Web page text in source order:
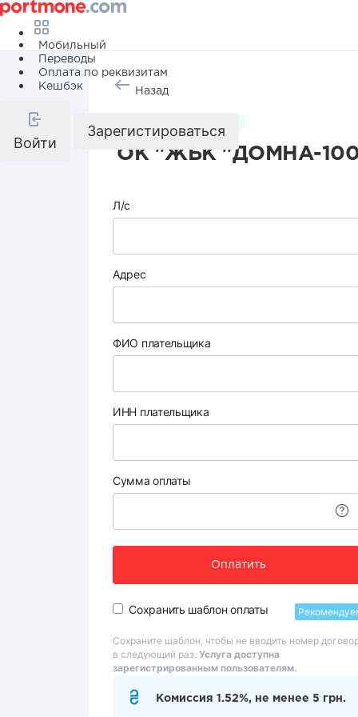
Мобильный
Переводы
Оплата по реквизитам
Кешбэк
Войти
Зарегистироваться
Назад
ОК "ЖБК "ДОМНА-
Л/с
Адрес
ФИО плательщика
ИНН плательщика
Сумма оплаты
Оплатить
Сохранить шаблон оплаты
Сохраните шаблон, чтобы не вводить номер
в следующий раз. Услуга доступна
зарегистрированным пользователям.
Комиссия 1.52%, не менее 5 грн.